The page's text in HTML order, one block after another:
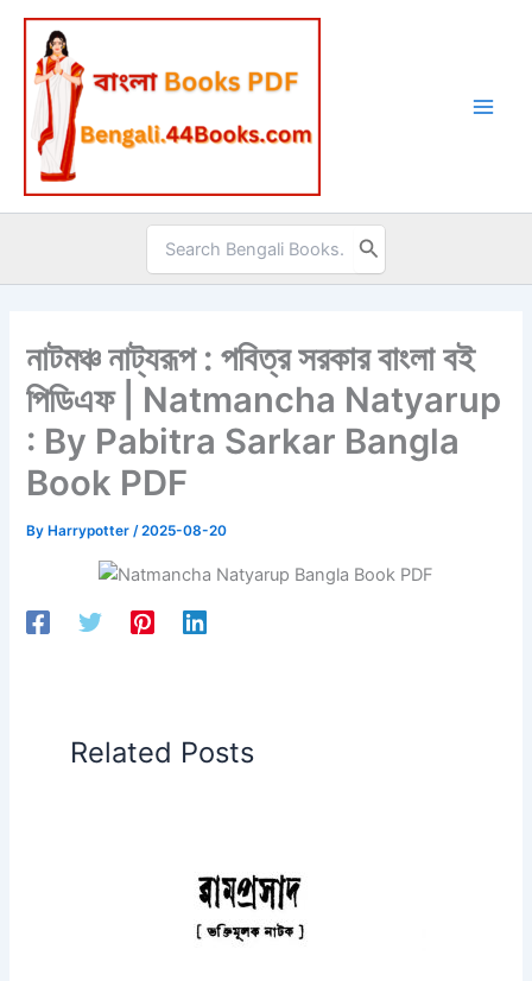
Skip
content
Search
for:
নাটমঞ্চ নাট্যরূপ : পবিত্র সরকার বাংলা বই
পিডিএফ | Natmancha Natyarup
: By Pabitra Sarkar Bangla
Book PDF
By Harrypotter/2025-08-20
Related Posts